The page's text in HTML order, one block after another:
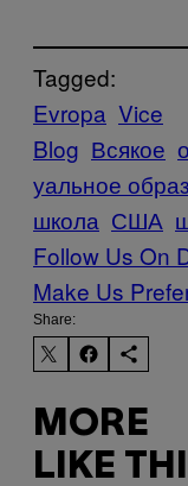
Tagged:
Evropa Vice
Blog Всякое
уальное
школа США
Follow Us On
Make Us
Share:
MORE
LIKE